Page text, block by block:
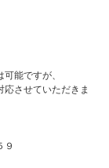
能ですが、
させていただきま
９